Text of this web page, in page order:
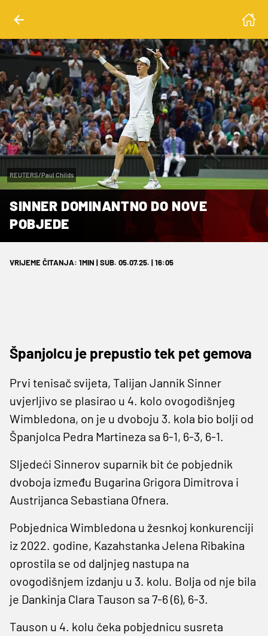
REUTERS/Paul Childs
SINNER DOMINANTNO DO NOVE
POBJEDE
VRIJEME ČITANJA: 1MIN | SUB. 05.07.25. | 16:05
Španjolcu je prepustio tek pet gemova
Prvi tenisač svijeta, Talijan Jannik Sinner
uvjerljivo se plasirao u 4. kolo ovogodišnjeg
Wimbledona, on je u dvoboju 3. kola bio bolji od
Španjolca Pedra Martineza sa 6-1, 6-3, 6-1.
Sljedeći Sinnerov suparnik bit će pobjednik
dvoboja između Bugarina Grigora Dimitrova i
Austrijanca Sebastiana Ofnera.
Pobjednica Wimbledona u žesnkoj konkurenciji
iz 2022. godine, Kazahstanka Jelena Ribakina
oprostila se od daljnjeg nastupa na
ovogodišnjem izdanju u 3. kolu. Bolja od nje bila
je Dankinja Clara Tauson sa 7-6 (6), 6-3.
Tauson u 4. kolu čeka pobjednicu susreta